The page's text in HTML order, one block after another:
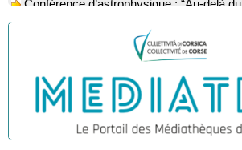
l’astrophysicien Paul Guerrini -
Bicchisgià
Exposition des œuvres de Dominique
"Racines, peintures acryliques et
Animation : "Petits lecteurs" -
Bicchisgià
Veillée de contes à la forêt enchantée "U
mignuleddu" par la Caravane de Conteurs -